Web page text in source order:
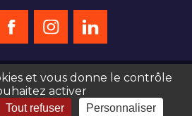
de communication Serious Team 360°
et vous donne le contrôle
activer
Tout refuser Personnaliser